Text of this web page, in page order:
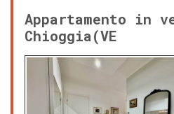
Appartamento in
Chioggia(VE